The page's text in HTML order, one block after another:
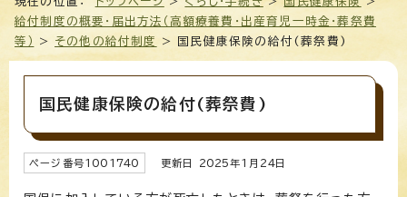
給付制度の概要・届出方法（高額療養費・出産育児一時金・葬祭費
等）
> その他の給付制度 > 国民健康保険の給付(葬祭費)
国民健康保険の給付(葬祭費)
ページ番号1001740 更新日 2025年1月 24日